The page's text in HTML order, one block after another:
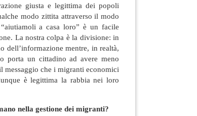
giusta e legittima dei popoli
modo zittita attraverso il modo
a casa loro” è un facile
La nostra colpa è la divisione: in
dell’informazione mentre, in realtà,
porta un cittadino ad avere meno
messaggio che i migranti economici
è legittima la rabbia nei loro
nella gestione dei migranti?